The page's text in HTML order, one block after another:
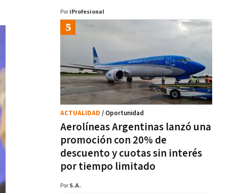
Por iProfesional
Aerolíneas Argentinas lanzó una
promoción con 20% de
descuento y cuotas sin interés
por tiempo limitado
ACTUALIDAD / Oportunidad
Por S.A.